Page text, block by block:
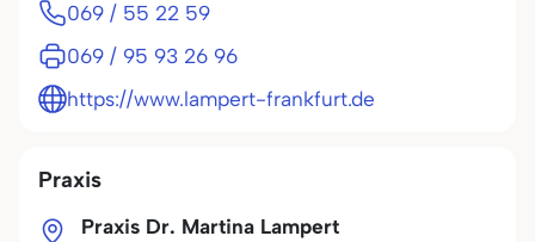
Praxis
Praxis Dr. Martina Lampert
069 / 55 22 59
069 / 95 93 26 96
https://www.lampert-frankfurt.de